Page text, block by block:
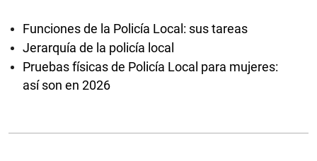
Funciones de la Policía Local: sus tareas
Jerarquía de la policía local
Pruebas físicas de Policía Local para mujeres:
así son en 2026